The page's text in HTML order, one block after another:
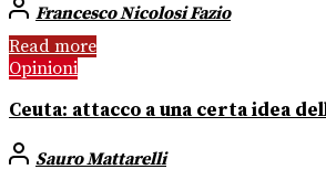
Francesco Nicolosi Fazio
Read more
Opinioni
Ceuta: attacco a una certa idea
Sauro Mattarelli